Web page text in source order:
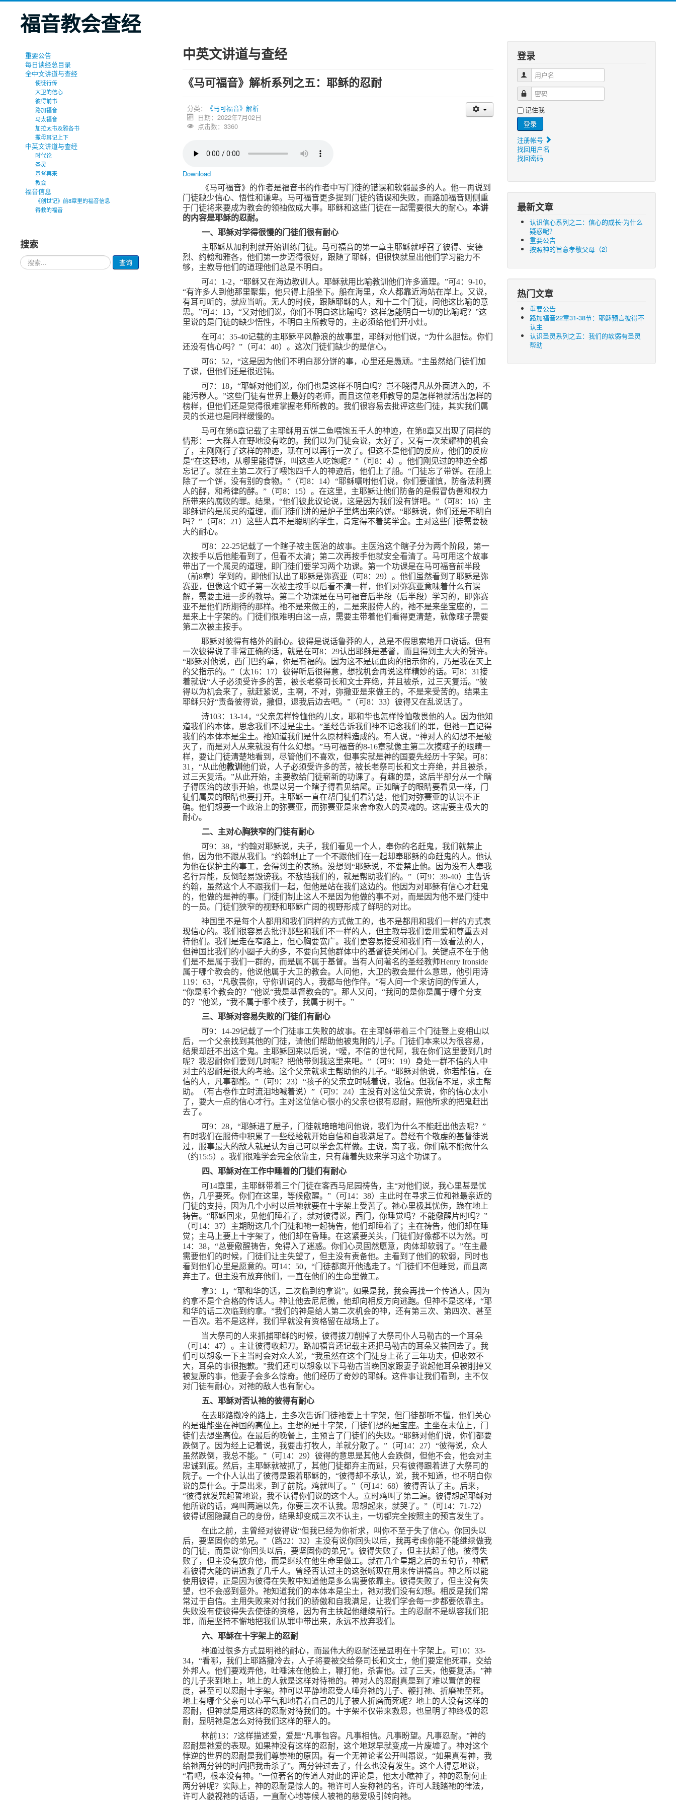
福音教会查经
重要公告
每日读经总目录
全中文讲道与查经
使徒行传
大卫的信心
彼得前书
路加福音
马太福音
加拉太书及雅各书
撒母耳记上下
中英文讲道与查经
时代论
圣灵
基督再来
教会
福音信息
《创世记》前8章里的福音信息
得救的福音
搜索
请
输
查询
中英文讲道与查经
《马可福音》解析系列之五：耶稣的忍耐
分类：
《马可福音》解析
日期：2022年7月02日
点击数：3360
Download
《马可福音》的作者是福音书的作者中写门徒的错误和软弱最多的人。他一再说到
门徒缺少信心、悟性和谦卑。马可福音更多提到门徒的错误和失败，而路加福音则侧重
于门徒将来要成为教会的领袖做成大事。耶稣和这些门徒在一起需要很大的耐心。 本讲
的内容是耶稣的忍耐。
一、耶稣对学得很慢的门徒们很有耐心
主耶稣从加利利就开始训练门徒。马可福音的第一章主耶稣就呼召了彼得、安德
烈、约翰和雅各，他们第一步迈得很好，跟随了耶稣，但很快就显出他们学习能力不
够，主教导他们的道理他们总是不明白。
可4： 1-2，“耶稣又在海边教训人。耶稣就用比喻教训他们许多道理。”可4：9-10，
“有许多人到他那里聚集，他只得上船坐下。船在海里，众人都靠近海站在岸上。又说，
有耳可听的，就应当听。无人的时候，跟随耶稣的人，和十二个门徒，问他这比喻的意
思。”可4： 13，“又对他们说，你们不明白这比喻吗？这样怎能明白一切的比喻呢？”这
里说的是门徒的缺少悟性，不明白主所教导的，主必须给他们开小灶。
在可4：35-40记载的主耶稣平风静浪的故事里，耶稣对他们说，“为什么胆怯。你们
还没有信心吗？”（可4： 40）。这次门徒们缺少的是信心。
可6： 52，“这是因为他们不明白那分饼的事，心里还是愚顽。”主虽然给门徒们加
了课，但他们还是很迟钝。
可7： 18，“耶稣对他们说，你们也是这样不明白吗？岂不晓得凡从外面进入的，不
能污秽人。”这些门徒有世界上最好的老师，而且这位老师教导的是怎样祂就活出怎样的
榜样，但他们还是觉得很难掌握老师所教的。我们很容易去批评这些门徒，其实我们属
灵的长进也是同样缓慢的。
马可在第6章记载了主耶稣用五饼二鱼喂饱五千人的神迹，在第8章又出现了同样的
情形：一大群人在野地没有吃的。我们以为门徒会说，太好了，又有一次荣耀神的机会
了，主刚刚行了这样的神迹，现在可以再行一次了。但这不是他们的反应，他们的反应
是“在这野地，从哪里能得饼，叫这些人吃饱呢？”（可8： 4）。他们刚见过的神迹全都
忘记了。就在主第二次行了喂饱四千人的神迹后，他们上了船。“门徒忘了带饼。在船上
除了一个饼，没有别的食物。”（可8： 14）“耶稣嘱咐他们说，你们要谨慎，防备法利赛
人的酵，和希律的酵。”（可8： 15）。在这里，主耶稣让他们防备的是假冒伪善和权力
所带来的腐败的罪。结果，“他们彼此议论说，这是因为我们没有饼吧。”（可8： 16）主
耶稣讲的是属灵的道理，而门徒们讲的是炉子里烤出来的饼。“耶稣说，你们还是不明白
吗？”（可8： 21 ）这些人真不是聪明的学生，肯定得不着奖学金。主对这些门徒需要极
大的耐心。
可8： 22-25记载了一个瞎子被主医治的故事。主医治这个瞎子分为两个阶段，第一
次按手以后他能看到了，但看不太清；第二次再按手他就安全看清了。马可用这个故事
带出了一个属灵的道理，即门徒们要学习两个功课。第一个功课是在马可福音前半段
（前8章）学到的，即他们认出了耶稣是弥赛亚（可8： 29）。他们虽然看到了耶稣是弥
赛亚，但像这个瞎子第一次被主按手以后看不清一样，他们对弥赛亚意味着什么有误
解，需要主进一步的教导。第二个功课是在马可福音后半段（后半段）学习的，即弥赛
亚不是他们所期待的那样。祂不是来做王的，二是来服侍人的，祂不是来坐宝座的，二
是来上十字架的。门徒们很难明白这一点，需要主带着他们看得更清楚，就像瞎子需要
第二次被主按手。
耶稣对彼得有格外的耐心。彼得是说话鲁莽的人，总是不假思索地开口说话。但有
一次彼得说了非常正确的话，就是在可8： 29认出耶稣是基督，而且得到主大大的赞许。
“耶稣对他说，西门巴约拿，你是有福的。因为这不是属血肉的指示你的，乃是我在天上
的父指示的。”（太16： 17）彼得听后很得意，想找机会再说这样精妙的话。可8： 31接
着就说“人子必须受许多的苦，被长老祭司长和文士弃绝，并且被杀，过三天复活。”彼
得以为机会来了，就赶紧说，主啊，不对，弥撒亚是来做王的，不是来受苦的。结果主
耶稣只好“责备彼得说，撒但，退我后边去吧。”（可8： 33）彼得又在乱说话了。
诗103： 13-14，“父亲怎样怜恤他的儿女，耶和华也怎样怜恤敬畏他的人。因为他知
道我们的本体，思念我们不过是尘土。”圣经告诉我们神不记念我们的罪，但祂一直记得
我们的本体本是尘土。祂知道我们是什么原材料造成的。有人说，“神对人的幻想不是破
灭了，而是对人从来就没有什么幻想。”马可福音的8-16章就像主第二次摸瞎子的眼睛一
样，要让门徒清楚地看到，尽管他们不喜欢，但事实就是神的国要先经历十字架。可8：
31 ，“从此他教训 他们说，人子必须受许多的苦，被长老祭司长和文士弃绝，并且被杀，
过三天复活。”从此开始，主要教给门徒崭新的功课了。有趣的是，这后半部分从一个瞎
子得医治的故事开始，也是以另一个瞎子得看见结尾。正如瞎子的眼睛要看见一样，门
徒们属灵的眼睛也要打开。主耶稣一直在帮门徒们看清楚，他们对弥赛亚的认识不正
确。他们想要一个政治上的弥赛亚，而弥赛亚是来舍命救人的灵魂的。这需要主极大的
耐心。
二、主对心胸狭窄的门徒有耐心
可9：38，“约翰对耶稣说，夫子，我们看见一个人，奉你的名赶鬼，我们就禁止
他，因为他不跟从我们。”约翰制止了一个不跟他们在一起却奉耶稣的命赶鬼的人。他认
为他在保护主的事工，会得到主的表扬。没想到“耶稣说，不要禁止他。因为没有人奉我
名行异能，反倒轻易毁谤我。不敌挡我们的，就是帮助我们的。”（可9： 39-40）主告诉
约翰，虽然这个人不跟我们一起，但他是站在我们这边的。他因为对耶稣有信心才赶鬼
的，他做的是神的事。门徒们制止这人不是因为他做的事不对，而是因为他不是门徒中
的一员。门徒们狭窄的视野和耶稣广阔的视野形成了鲜明的对比。
神国里不是每个人都用和我们同样的方式做工的，也不是都用和我们一样的方式表
现信心的。我们很容易去批评那些和我们不一样的人，但主教导我们要用爱和尊重去对
待他们。我们是走在窄路上，但心胸要宽广。我们更容易接受和我们有一致看法的人，
但神国比我们的小圈子大的多，不要向其他群体中的基督徒关闭心门。关键点不在于他
们是不是属于我们一群的，而是属不属于基督。当有人问著名的圣经教师Henry Ironside
属于哪个教会的，他说他属于大卫的教会。人问他，大卫的教会是什么意思，他引用诗
119： 63，“凡敬畏你，守你训词的人，我都与他作伴。”有人问一个来访问的传道人，
“你是哪个教会的？”他说“我是基督教会的”。那人又问，“我问的是你是属于哪个分支
的？”他说，“我不属于哪个枝子，我属于树干。”
三、耶稣对容易失败的门徒们有耐心
可9： 14-29记载了一个门徒事工失败的故事。在主耶稣带着三个门徒登上变相山以
后，一个父亲找到其他的门徒，请他们帮助他被鬼附的儿子。门徒们本来以为很容易，
结果却赶不出这个鬼。主耶稣回来以后说，“嗳，不信的世代阿，我在你们这里要到几时
呢？我忍耐你们要到几时呢？把他带到我这里来吧。”（可9： 19）身处一群不信的人中
对主的忍耐是很大的考验。这个父亲就求主帮助他的儿子。“耶稣对他说，你若能信，在
信的人，凡事都能。”（可9： 23）“孩子的父亲立时喊着说，我信。但我信不足，求主帮
助。（有古卷作立时流泪地喊着说）”（可9： 24）主没有对这位父亲说，你的信心太小
了，要大一点的信心才行。主对这位信心很小的父亲也很有忍耐，照他所求的把鬼赶出
去了。
可9： 28，“耶稣进了屋子，门徒就暗暗地问他说，我们为什么不能赶出他去呢？”
有时我们在服侍中积累了一些经验就开始自信和自我满足了。曾经有个敬虔的基督徒说
过，服事最大的敌人就是认为自己可以学会怎样做。主说，离了我，你们就不能做什么
（约15:5）。我们很难学会完全依靠主，只有藉着失败来学习这个功课了。
四、耶稣对在工作中睡着的门徒们有耐心
可14章里，主耶稣带着三个门徒在客西马尼园祷告，主“对他们说，我心里甚是忧
伤，几乎要死。你们在这里，等候儆醒。”（可14： 38）主此时在寻求三位和祂最亲近的
门徒的支持，因为几个小时以后祂就要在十字架上受苦了。祂心里极其忧伤，跪在地上
祷告。“耶稣回来，见他们睡着了，就对彼得说，西门，你睡觉吗？不能儆醒片时吗？”
（可14： 37）主期盼这几个门徒和祂一起祷告，他们却睡着了；主在祷告，他们却在睡
觉；主马上要上十字架了，他们却在昏睡。在这紧要关头，门徒们好像都不以为然。可
14： 38，“总要儆醒祷告，免得入了迷惑。你们心灵固然愿意，肉体却软弱了。”在主最
需要他们的时候，门徒们让主失望了，但主没有责备他。主看到了他们的软弱，同时也
看到他们心里是愿意的。可14： 50，“门徒都离开他逃走了。”门徒们不但睡觉，而且离
弃主了。但主没有放弃他们，一直在他们的生命里做工。
拿3： 1 ，“耶和华的话，二次临到约拿说”。如果是我，我会再找一个传道人，因为
约拿不是个合格的传话人。神让他去尼尼微，他却向相反方向逃跑。但神不是这样，“耶
和华的话二次临到约拿。”我们的神是给人第二次机会的神，还有第三次、第四次、甚至
一百次。若不是这样，我们早就没有资格留在战场上了。
当大祭司的人来抓捕耶稣的时候，彼得拔刀削掉了大祭司仆人马勒古的一个耳朵
（可14： 47）。主让彼得收起刀。路加福音还记载主还把马勒古的耳朵又装回去了。我
们可以想象一下主当时会对众人说，“我虽然在这个门徒身上花了三年功夫，但收效不
大，耳朵的事很抱歉。”我们还可以想象以下马勒古当晚回家跟妻子说起他耳朵被削掉又
被复原的事，他妻子会多么惊奇。他们经历了奇妙的耶稣。这件事让我们看到，主不仅
对门徒有耐心，对祂的敌人也有耐心。
五、耶稣对否认祂的彼得有耐心
在去耶路撒冷的路上，主多次告诉门徒祂要上十字架，但门徒都听不懂，他们关心
的是谁能坐在神国的高位上。主想的是十字架，门徒们想的是宝座。主坐在末位上，门
徒们去想坐高位。在最后的晚餐上，主预言了门徒们的失败。“耶稣对他们说，你们都要
跌倒了。因为经上记着说，我要击打牧人，羊就分散了。”（可14： 27）“彼得说，众人
虽然跌倒，我总不能。”（可14： 29）彼得的意思是其他人会跌倒，但他不会，他会对主
忠诚到底。然后，主耶稣就被抓了，其他门徒都弃主而逃，只有彼得跟着进了大祭司的
院子。一个仆人认出了彼得是跟着耶稣的，“彼得却不承认，说，我不知道，也不明白你
说的是什么。于是出来，到了前院。鸡就叫了。”（可14： 68）彼得否认了主。后来，
“彼得就发咒起誓地说，我不认得你们说的这个人。立时鸡叫了第二遍。彼得想起耶稣对
他所说的话，鸡叫两遍以先，你要三次不认我。思想起来，就哭了。”（可14： 71-72）
彼得试图隐藏自己的身份，结果却变成三次不认主，一切都完全按照主的预言发生了。
在此之前，主曾经对彼得说“但我已经为你祈求，叫你不至于失了信心。你回头以
后，要坚固你的弟兄。”（路22 ： 32）主没有说你回头以后，我再考虑你能不能继续做我
的门徒，而是说“你回头以后，要坚固你的弟兄”。彼得失败了，但主扶起了他。彼得失
败了，但主没有放弃他，而是继续在他生命里做工。就在几个星期之后的五旬节，神藉
着彼得大能的讲道救了几千人。曾经否认过主的这张嘴现在用来传讲福音。神之所以能
使用彼得，正是因为彼得在失败中知道他是多么需要依靠主。彼得失败了，但主没有失
望，也不会感到意外。祂知道我们的本体本是尘土，祂对我们没有幻想。相反是我们常
常过于自信。主用失败来对付我们的骄傲和自我满足，让我们学会每一步都要依靠主。
失败没有使彼得失去使徒的资格，因为有主扶起他继续前行。主的忍耐不是纵容我们犯
罪，而是坚持不懈地把我们从罪中带出来，永远不放弃我们。
六、耶稣在十字架上的忍耐
神通过很多方式显明祂的耐心，而最伟大的忍耐还是显明在十字架上。可10：33-
34，“看哪，我们上耶路撒冷去，人子将要被交给祭司长和文士，他们要定他死罪，交给
外邦人。他们要戏弄他，吐唾沫在他脸上，鞭打他，杀害他。过了三天，他要复活。”神
的儿子来到地上，地上的人就是这样对待祂的。神对人的忍耐真是到了难以置信的程
度，甚至可以忍耐十字架。神可以平静地忍受人唾弃祂的儿子、鞭打祂、折磨祂至死。
地上有哪个父亲可以心平气和地看着自己的儿子被人折磨而死呢？地上的人没有这样的
忍耐，但神就是用这样的忍耐对待我们的。十字架不仅带来救恩，也显明了神终极的忍
耐，显明祂是怎么对待我们这样的罪人的。
林前13： 7这样描述爱，爱是“凡事包容。凡事相信。凡事盼望。凡事忍耐。”神的
忍耐是祂爱的表现。如果神没有这样的忍耐，这个地球早就变成一片废墟了。神对这个
悖逆的世界的忍耐是我们尊崇祂的原因。有一个无神论者公开叫嚣说，“如果真有神，我
给祂两分钟的时间把我击杀了”。两分钟过去了，什么也没有发生。这个人得意地说，
“看吧，根本没有神。”一位著名的传道人对此的评论是，他太小瞧神了，神的忍耐何止
两分钟呢？实际上，神的忍耐是惊人的。祂许可人妄称祂的名，许可人践踏祂的律法，
许可人藐视祂的话语，一直耐心地等候人被祂的慈爱吸引转向祂。
登录
用户名
密码
记住我
登录
注册帐号
找回用户名
找回密码
最新文章
认识信心系列之二：信心的成长-为什么
疑惑呢？
重要公告
按照神的旨意孝敬父母（2）
热门文章
重要公告
路加福音22章31-38节：耶稣预言彼得不
认主
认识圣灵系列之五：我们的软弱有圣灵
帮助